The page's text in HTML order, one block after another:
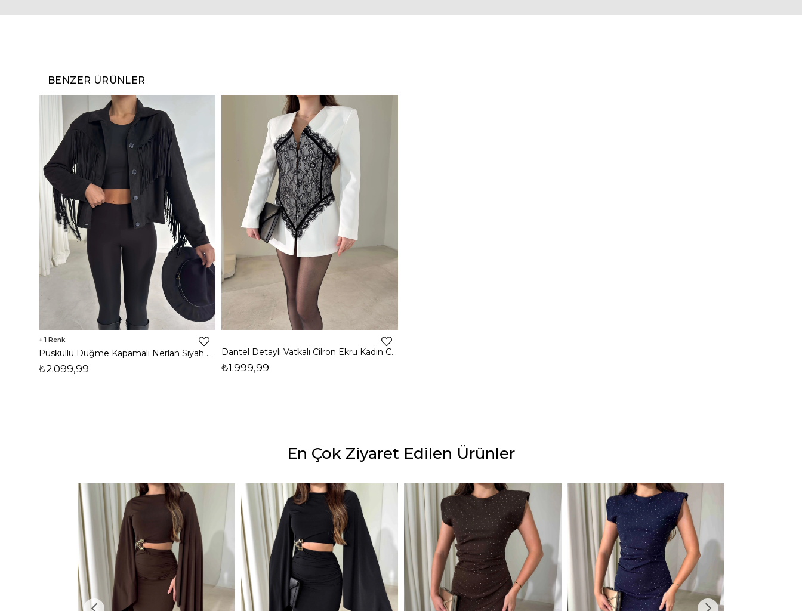
BENZER ÜRÜNLER
1
Püsküllü Düğme Kapamalı Nerlan Siyah Kadın Ceket 26K336
₺2.099,99
Dantel Detaylı Vatkalı Cilron Ekru Kadın Ceket 26Y010
₺1.999,99
En Çok Ziyaret Edilen Ürünler